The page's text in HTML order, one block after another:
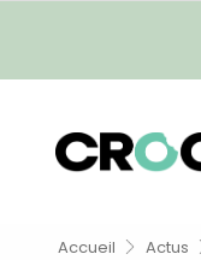
Accueil Actus